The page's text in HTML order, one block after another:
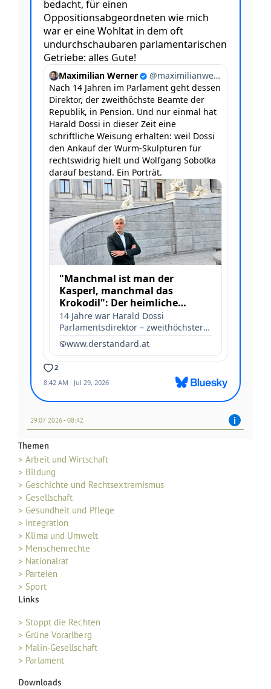
29.07 2026 - 08:42
Themen
> Arbeit und Wirtschaft
> Bildung
> Geschichte und Rechtsextremismus
> Gesellschaft
> Gesundheit und Pflege
> Integration
> Klima und Umwelt
> Menschenrechte
> Nationalrat
> Parteien
> Sport
Links
> Stoppt die Rechten
> Grüne Vorarlberg
> Malin-Gesellschaft
> Parlament
Downloads